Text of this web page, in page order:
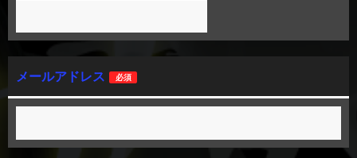
メールアドレス 必須